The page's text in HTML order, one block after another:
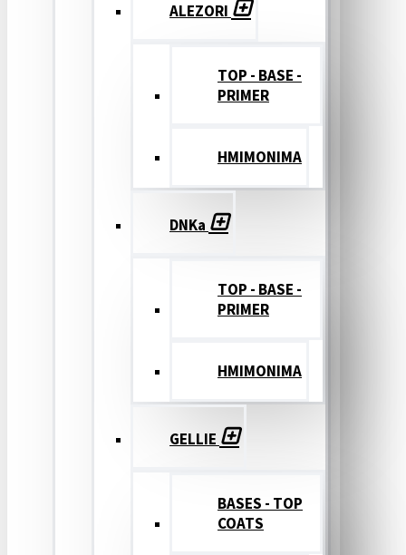
ALEZORI
TOP - BASE -
PRIMER
ΗΜΙΜΟΝΙΜΑ
DNKa
TOP - BASE -
PRIMER
ΗΜΙΜΟΝΙΜΑ
GELLIE
BASES - TOP
COATS